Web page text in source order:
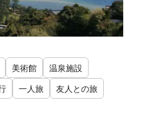
美術館
温泉施設
一人旅
友人との旅